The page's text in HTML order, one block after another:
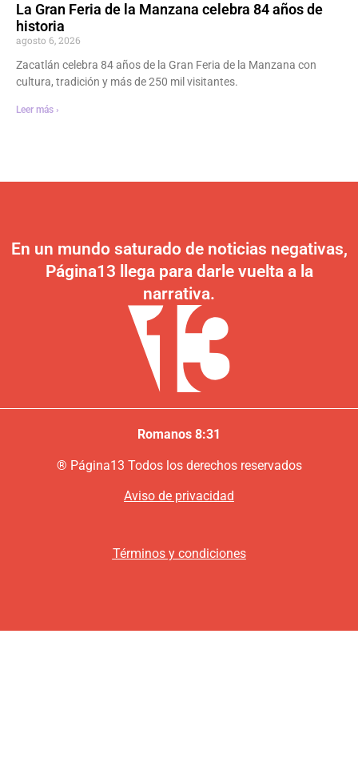
La Gran Feria de la Manzana celebra 84 años de
historia
agosto 6, 2026
Zacatlán celebra 84 años de la Gran Feria de la Manzana con
cultura, tradición y más de 250 mil visitantes.
Leer más ›
En un mundo saturado de noticias negativas,
Página13 llega para darle vuelta a la
narrativa.
Romanos 8:31
® Página13 Todos los derechos reservados
Aviso de privacidad
Términos y condiciones